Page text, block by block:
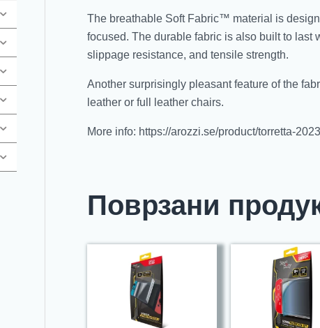
The breathable Soft Fabric™ material is
focused. The durable fabric is also built to last
slippage resistance, and tensile strength.
Another surprisingly pleasant feature of the
leather or full leather chairs.
More info: https://arozzi.se/product/torretta-
Поврзани